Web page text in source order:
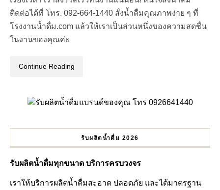
ติดต่อได้ที่ โทร. 092-664-1440 สั่งน้ำดื่มคุณภาพง่าย ๆ ที่
โรงงานน้ำดื่ม.com แล้วให้เราเป็นส่วนหนึ่งของความสดชื่น
ในงานของคุณค่ะ
Continue Reading
รับผลิตน้ำดื่ม 2026
รับผลิตน้ำดื่มทุกขนาด บริการครบวงจร
เราให้บริการผลิตน้ำดื่มสะอาด ปลอดภัย และได้มาตรฐาน